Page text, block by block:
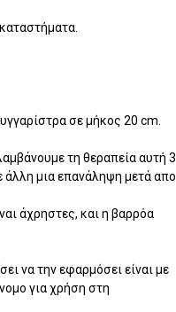
σε μήκος 20 cm.
τη θεραπεία αυτή 3
μια επανάληψη μετά απο
άχρηστες, και η βαρρόα
να την εφαρμόσει είναι με
για χρήση στη